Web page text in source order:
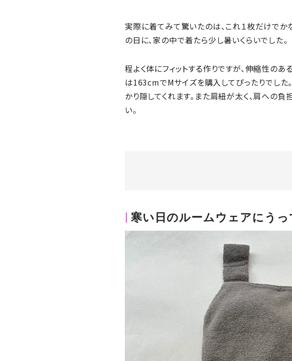
実際に着てみて驚いたのは、これ１枚だけで
の日に、家の中で着たら少し暑いくらいでした。
程よく体にフィットする作りですが、伸縮性の
は163cmでMサイズを購入してぴったりでした
かり隠してくれます。また肩紐が太く、肩への
い。
寒い日のルームウェアにう